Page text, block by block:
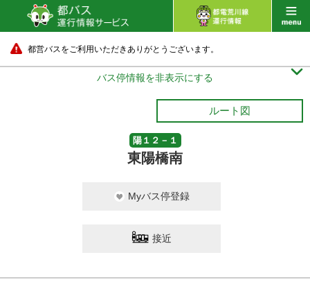
都営バスをご利用いただきありがとうございます。
バス停情報を非表示にする 
ルート図
陽１２－１
東陽橋南
Myバス停登録
接近